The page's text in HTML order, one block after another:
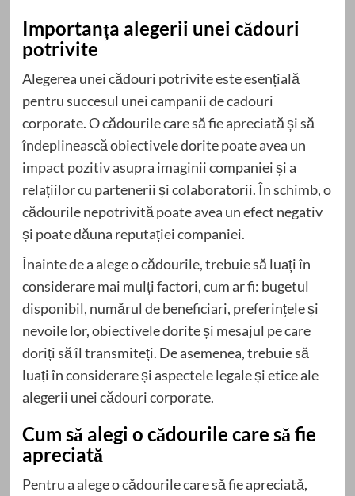
Importanța alegerii unei cădouri
potrivite
Alegerea unei cădouri potrivite este esențială
pentru succesul unei campanii de cadouri
corporate. O cădourile care să fie apreciată și să
îndeplinească obiectivele dorite poate avea un
impact pozitiv asupra imaginii companiei și a
relațiilor cu partenerii și colaboratorii. În schimb, o
cădourile nepotrivită poate avea un efect negativ
și poate dăuna reputației companiei.
Înainte de a alege o cădourile, trebuie să luați în
considerare mai mulți factori, cum ar fi: bugetul
disponibil, numărul de beneficiari, preferințele și
nevoile lor, obiectivele dorite și mesajul pe care
doriți să îl transmiteți. De asemenea, trebuie să
luați în considerare și aspectele legale și etice ale
alegerii unei cădouri corporate.
Cum să alegi o cădourile care să fie
apreciată
Pentru a alege o cădourile care să fie apreciată,